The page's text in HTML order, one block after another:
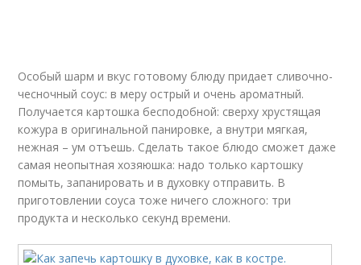
Особый шарм и вкус готовому блюду придает сливочно-
чесночный соус: в меру острый и очень ароматный.
Получается картошка бесподобной: сверху хрустящая
кожура в оригинальной панировке, а внутри мягкая,
нежная – ум отъешь. Сделать такое блюдо сможет даже
самая неопытная хозяюшка: надо только картошку
помыть, запанировать и в духовку отправить. В
приготовлении соуса тоже ничего сложного: три
продукта и несколько секунд времени.